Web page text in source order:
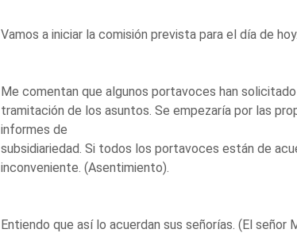
Vamos a iniciar la comisión prevista para el día de hoy.
Me comentan que algunos portavoces han
tramitación de los asuntos. Se empezaría por las
informes de
subsidiariedad. Si todos los portavoces están de
inconveniente. (Asentimiento).
Entiendo que así lo acuerdan sus señorías. (El señor